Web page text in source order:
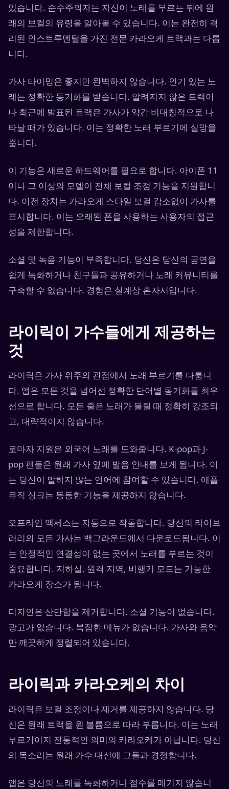
있습니다. 순수주의자는 자신이 노래를 부르는 뒤에 원
래의 보컬의 유령을 알아볼 수 있습니다. 이는 완전히 격
리된 인스트루멘털을 가진 전문 카라오케 트랙과는 다릅
니다.
가사 타이밍은 좋지만 완벽하지 않습니다. 인기 있는 노
래는 정확한 동기화를 받습니다. 알려지지 않은 트랙이
나 최근에 발표된 트랙은 가사가 약간 비대칭적으로 나
타날 때가 있습니다. 이는 정확한 노래 부르기에 실망을
줍니다.
이 기능은 새로운 하드웨어를 필요로 합니다. 아이폰 11
이나 그 이상의 모델이 전체 보컬 조정 기능을 지원합니
다. 이전 장치는 카라오케 스타일 보컬 감소없이 가사를
표시합니다. 이는 오래된 폰을 사용하는 사용자의 접근
성을 제한합니다.
소셜 및 녹음 기능이 부족합니다. 당신은 당신의 공연을
쉽게 녹화하거나 친구들과 공유하거나 노래 커뮤니티를
구축할 수 없습니다. 경험은 설계상 혼자서입니다.
라이릭이 가수들에게 제공하는
것
라이릭은 가사 위주의 관점에서 노래 부르기를 다룹니
다. 앱은 모든 것을 넘어선 정확한 단어별 동기화를 최우
선으로 합니다. 모든 줄은 노래가 불릴 때 정확히 강조되
고, 대략적이지 않습니다.
로마자 지원은 외국어 노래를 도와줍니다. K-pop과 J-
pop 팬들은 원래 가사 옆에 발음 안내를 보게 됩니다. 이
는 당신이 말하지 않는 언어에 참여할 수 있습니다. 애플
뮤직 싱크는 동등한 기능을 제공하지 않습니다.
오프라인 액세스는 자동으로 작동합니다. 당신의 라이브
러리의 모든 가사는 백그라운드에서 다운로드됩니다. 이
는 안정적인 연결성이 없는 곳에서 노래를 부르는 것이
중요합니다. 지하실, 원격 지역, 비행기 모드는 가능한
카라오케 장소가 됩니다.
디자인은 산만함을 제거합니다. 소셜 기능이 없습니다.
광고가 없습니다. 복잡한 메뉴가 없습니다. 가사와 음악
만 깨끗하게 정렬되어 있습니다.
라이릭과 카라오케의 차이
라이릭은 보컬 조정이나 제거를 제공하지 않습니다. 당
신은 원래 트랙을 원 볼륨으로 따라 부릅니다. 이는 노래
부르기이지 전통적인 의미의 카라오케가 아닙니다. 당신
의 목소리는 원래 가수 대신에 그들과 경쟁합니다.
앱은 당신의 노래를 녹화하거나 점수를 매기지 않습니